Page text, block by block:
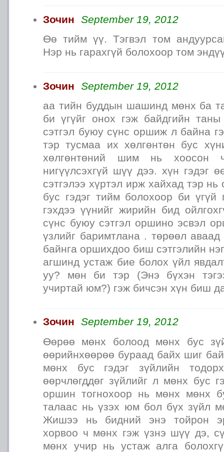
Зочин
September 19, 2012
Өө тийм үү. Тэгвэл том
Нэр нь гарахгүй болохоор том
Зочин
September 19, 2012
аа тийн буддын шашинд мөнх ба
би үгүйг онох гэж байдгийн
сэтгэл буюу сүнс оршиж л байна
тэр тусмаа их хөлгөнтөн бус
хөлгөнтөний шим нь хоосон
нигүүлсэхгүй шүү дээ. хүн гэдэг
сэтгэлээ хүртэл ирж хайхад тэр
бус гэдэг тийм болохоор би үгүй
гэхдээ үүнийг жирийн бид
сүнс буюу сэтгэл оршино эсвэл
үзлийг баримтлана . төрөөл аваад
байнга оршихдоо биш сэтгэлийн
агшинд устаж бие болох үйл
уу? мөн би тэр (Энэ бүхэн
учиртай юм?) гэж бичсэн хүн биш
Зочин
September 19, 2012
Өөрөө мөнх болоод мөнх бус
өөрийнхөөрөө бураад байх шиг
мөнх бус гэдэг зүйлийн
өөрчлөгддөг зүйлийг л мөнх бус
оршин тогнохоор нь мөнх мөнх
талаас нь үзэх юм бол бүх зүйл
Жишээ нь бидний энэ тойрон
хорвоо ч мөнх гэж үзнэ шүү дэ,
мөнх учир нь устаж алга